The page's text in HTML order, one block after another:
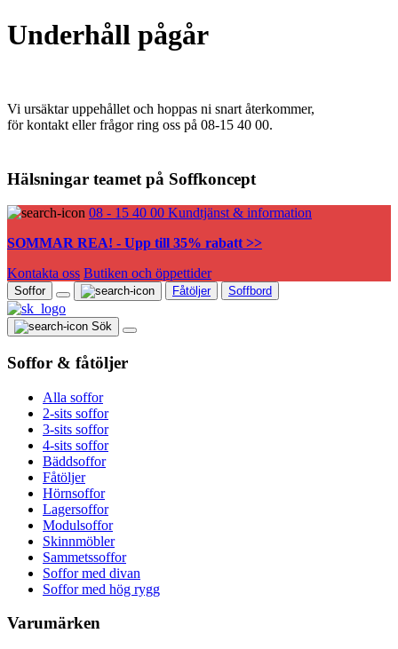
Underhåll pågår
Vi ursäktar uppehållet och hoppas ni snart återkommer,
för kontakt eller frågor ring oss på 08-15 40 00.
Hälsningar teamet på Soffkoncept
08 - 15 40 00 Kundtjänst & information
SOMMAR REA! - Upp till 35% rabatt >>
Kontakta oss Butiken och öppettider
Soffor Fåtöljer Soffbord
Sök
Soffor & fåtöljer
Alla soffor
2-sits soffor
3-sits soffor
4-sits soffor
Bäddsoffor
Fåtöljer
Hörnsoffor
Lagersoffor
Modulsoffor
Skinnmöbler
Sammetssoffor
Soffor med divan
Soffor med hög rygg
Varumärken